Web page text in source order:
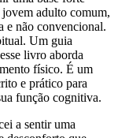
jovem adulto comum,
e não convencional.
Um guia
livro aborda
físico. É um
e prático para
função cognitiva.
a sentir uma